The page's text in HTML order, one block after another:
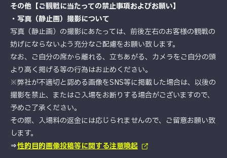
その他【ご観戦に当たっての禁止事項およびお願い】
・写真（静止画）撮影について
写真（静止画）の撮影にあたっては、前後左右のお客様の観戦の
妨げにならないよう充分なご配慮をお願い致します。
なお、ご自分の席から離れる、立ちあがる、カメラをご自分の頭
より高く掲げる等の行為はお止めください。
※弊社が不適切と認める画像をSNS等に掲載した場合は、以後の
撮影を禁止、またはご入場をお断りする場合がございますので、
予めご了承ください。
その際、入場料の返金には応じられませんので、ご留意お願い致
します。
⇒性的目的画像投稿等に関する注意喚起